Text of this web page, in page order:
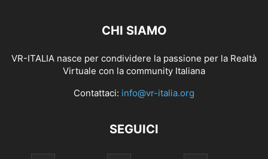
CHI SIAMO
VR-ITALIA nasce per condividere la passione per la Realtà
Virtuale con la community Italiana
Contattaci: info@vr-italia.org
SEGUICI